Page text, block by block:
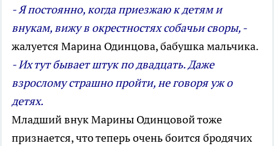
- Я постоянно, когда приезжаю к детям и
внукам, вижу в окрестностях собачьи своры, -
жалуется Марина Одинцова, бабушка мальчика.
- Их тут бывает штук по двадцать. Даже
взрослому страшно пройти, не говоря уж о
детях.
Младший внук Марины Одинцовой тоже
признается, что теперь очень боится бродячих